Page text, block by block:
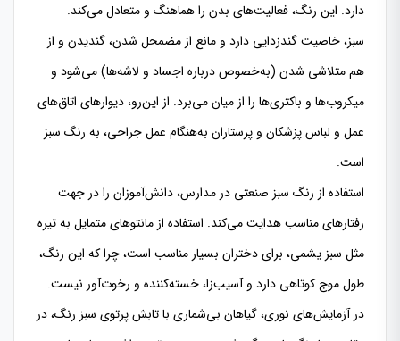
دارد. این رنگ، فعالیت‌های بدن را هماهنگ و متعادل می‌كند.
سبز، خاصیت گندزدایی دارد و مانع از مضمحل شدن، گندیدن و از
هم متلاشی شدن (به‌خصوص درباره اجساد و لاشه‌ها) می‌شود و
میكروب‌ها و باكتری‌ها را از میان می‌برد. از این‌رو، دیوارهای اتاق‌های
عمل و لباس پزشكان و پرستاران به‌هنگام عمل جراحی، به رنگ سبز
است.
استفاده از رنگ سبز صنعتی در مدارس، دانش‌آموزان را در جهت
رفتارهای مناسب هدایت می‌كند. استفاده از مانتوهای متمایل به تیره
مثل سبز یشمی، برای دختران بسیار مناسب است، چرا كه این رنگ،
طول موج كوتاهی دارد و آسیب‌زا، خسته‌كننده و رخوت‌آور نیست.
در آزمایش‌های نوری، گیاهان بی‌شماری با تابش پرتوی سبز رنگ، در